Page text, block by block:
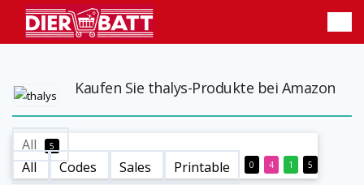
Kaufen Sie thalys-Produkte bei Amazon
All 5
All 5
Codes 1
Sales 4
Printable 0